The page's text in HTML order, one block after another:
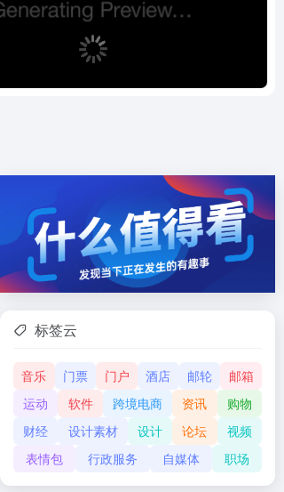
标签云
音乐 门票 门户 酒店 邮轮
邮箱
运动
软件 跨境电商 资讯
购物
财经
设计素材 设计 论坛
视频
表情包
行政服务 自媒体 职场